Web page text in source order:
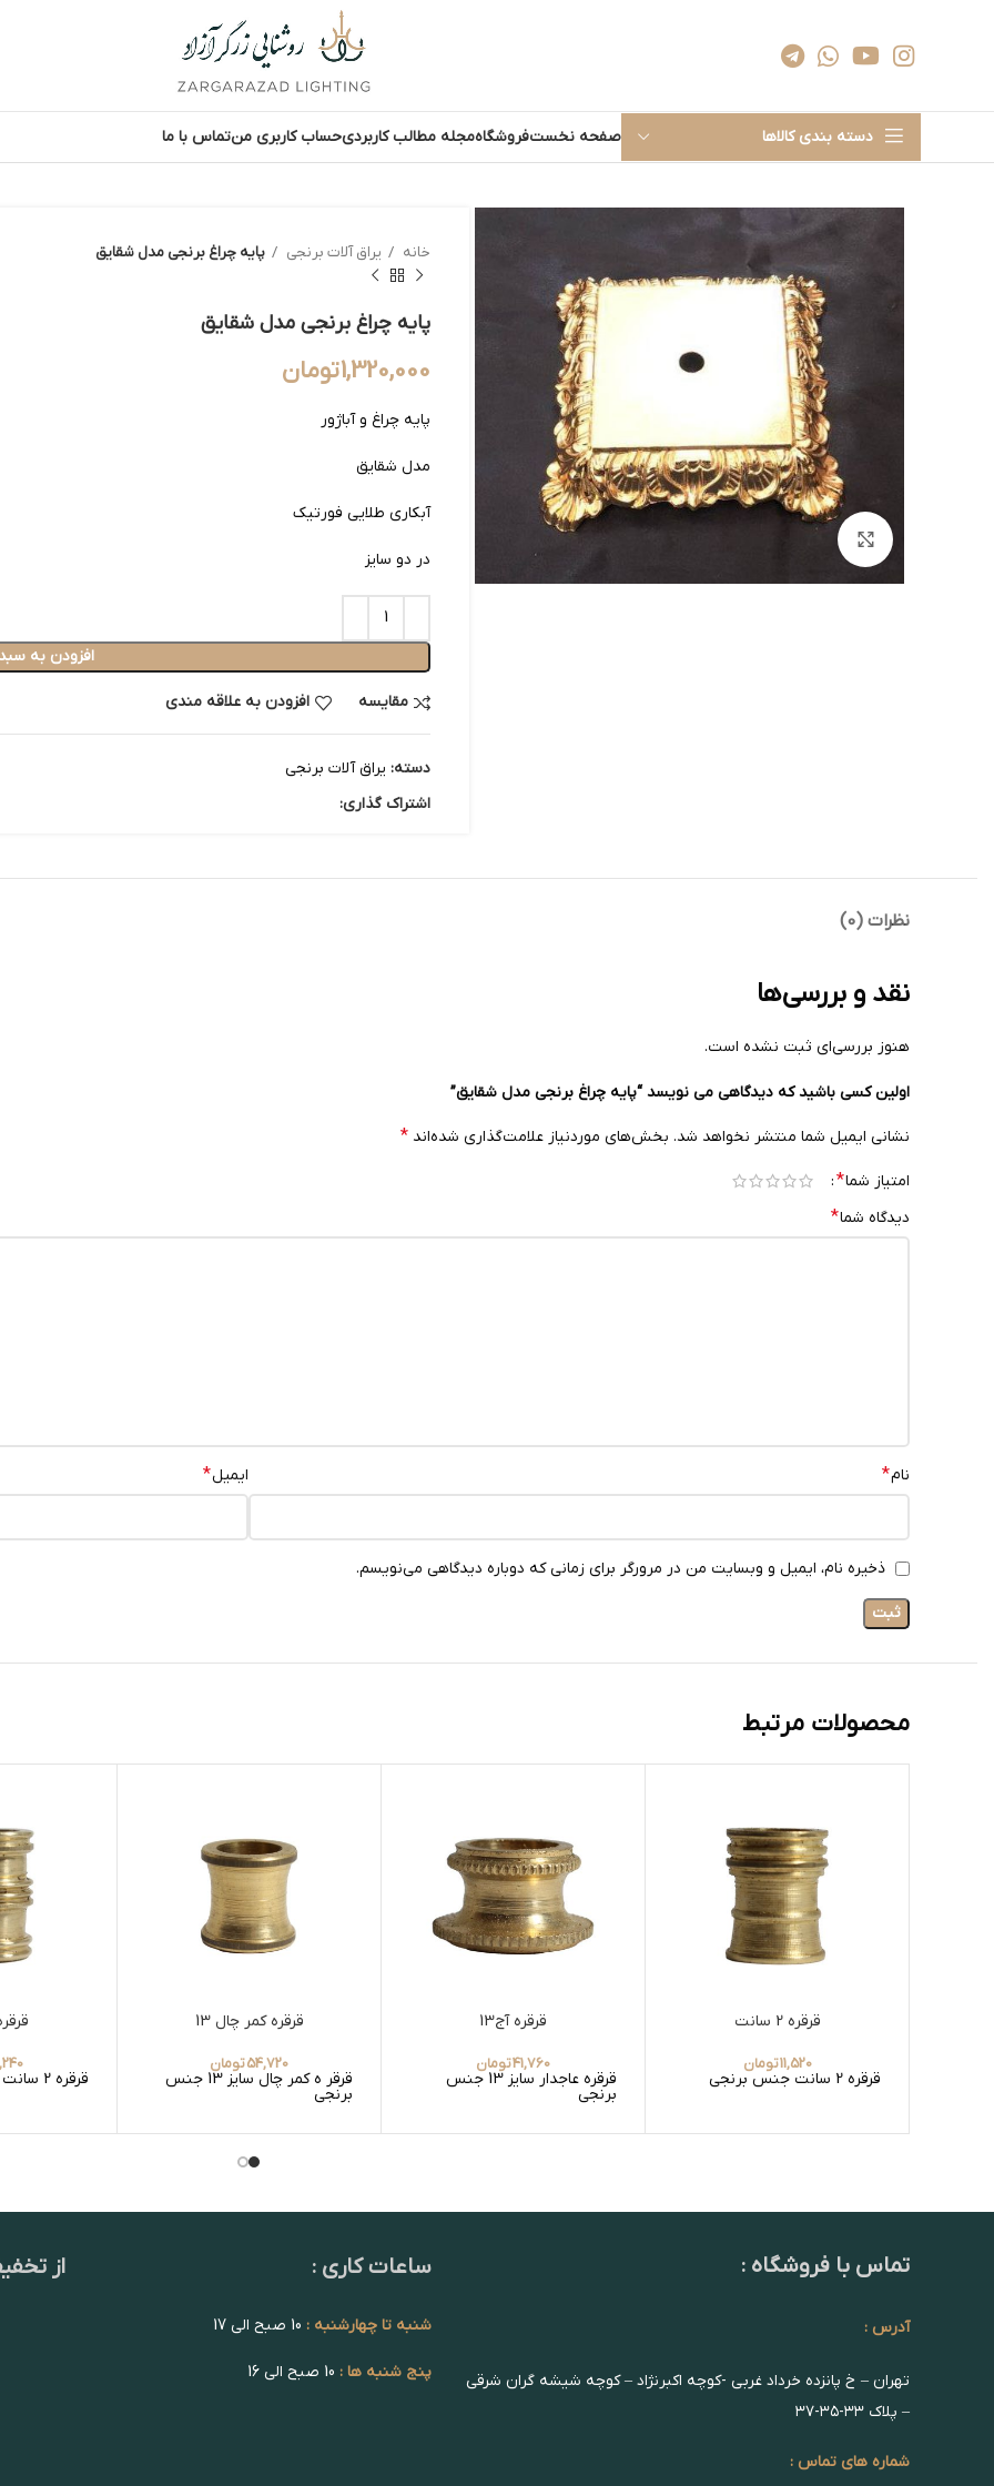
دسته بندی کالاها صفحه نخستفروشگاهمجله مطالب کاربردیحساب کاربری منتماس با ما
خانه یراق آلات برنجی پایه چراغ برنجی مدل شقایق
پایه چراغ برنجی مدل شقایق
1,320,000تومان
پایه چراغ و آباژور
مدل شقایق
آبکاری طلایی فورتیک
در دو سایز
افزودن به
مقایسه افزودن به علاقه مندی
دسته: یراق آلات برنجی
اشتراک گذاری:
نظرات (0)
نقد و بررسی‌ها
هنوز بررسی‌ای ثبت نشده است.
اولین کسی باشید که دیدگاهی می نویسد “پایه چراغ برنجی مدل شقایق”
نشانی ایمیل شما منتشر نخواهد شد. بخش‌های موردنیاز علامت‌گذاری شده‌اند *
امتیاز شما*
دیدگاه شما*
نام* ایمیل*
ذخیره نام، ایمیل و وبسایت من در مرورگر برای زمانی که دوباره دیدگاهی می‌نویسم.
محصولات مرتبط
قرقره 2 سانت
11,520تومان
قرقره 2 سانت جنس برنجی
قرقره آج13
41,760تومان
قرقره عاجدار سایز 13 جنس
برنجی
قرقره کمر چال 13
54,720تومان
قرقر ه کمر چال سایز 13 جنس
برنجی
قرقره 2
قرقره 2 سانت جنس برنجی
تماس با فروشگاه :
آدرس :
تهران – خ پانزده خرداد غربی -کوچه اکبرنژاد – کوچه شیشه گران شرقی
– پلاک ۳۳-۳۵-۳۷
شماره های تماس :
ساعات کاری :
شنبه تا چهارشنبه :
پنج شنبه ها :
از